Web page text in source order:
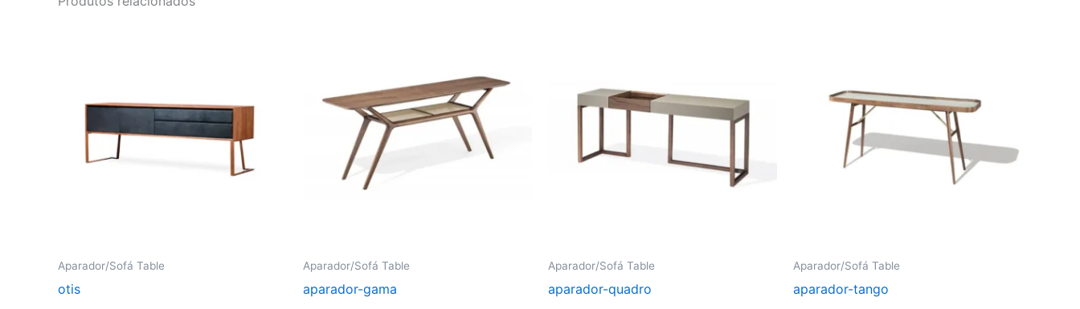
Aparador/Sofá Table
otis
Aparador/Sofá Table
aparador-gama
Aparador/Sofá Table
aparador-quadro
Aparador/Sofá Table
aparador-tango